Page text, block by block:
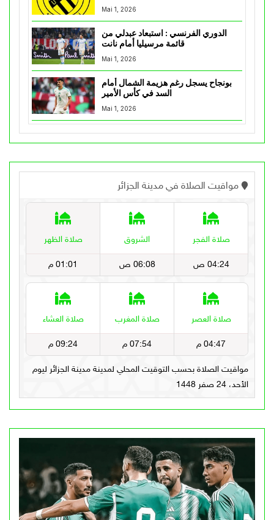
Mai 1, 2026
الدوري الفرنسي : استبعاد عبدلي من
قائمة مرسيليا أمام نانت
Mai 1, 2026
بونجاح يسجل رغم هزيمة الشمال أمام
السد في كأس الأمير
Mai 1, 2026